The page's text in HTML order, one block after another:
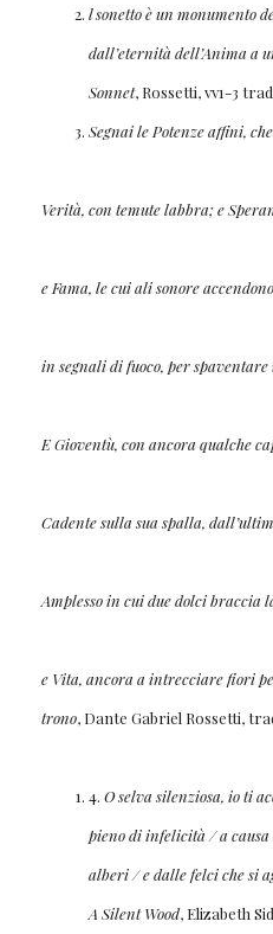
l sonetto è un monumento
dall’eternità dell’Anima a
Sonnet, Rossetti, vv1-3
Segnai le Potenze affini,
Verità, con temute labbra; e
e Fama, le cui ali sonore
in segnali di fuoco, per
E Gioventù, con ancora qualche
Cadente sulla sua spalla,
Amplesso in cui due dolci braccia
e Vita, ancora a intrecciare fiori
trono, Dante Gabriel Rossetti,
4. O selva silenziosa, io ti
pieno di infelicità / a
alberi / e dalle felci che si
A Silent Wood, Elizabeth